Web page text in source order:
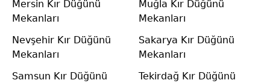
Mersin Kır Düğünü
Mekanları
Muğla Kır Düğünü
Mekanları
Nevşehir Kır Düğünü
Mekanları
Sakarya Kır Düğünü
Mekanları
Samsun Kır Düğünü
Tekirdağ Kır Düğünü